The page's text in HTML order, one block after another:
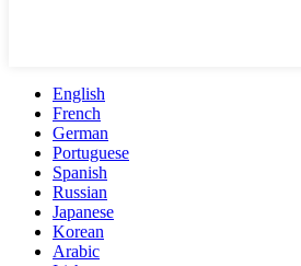
English
French
German
Portuguese
Spanish
Russian
Japanese
Korean
Arabic